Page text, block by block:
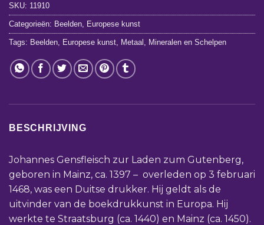
SKU: 11910
Categorieën: Beelden Europese kunst
Tags: Beelden Europese kunst Metaal Mineralen en Schelpen
BESCHRIJVING
Johannes Gensfleisch zur Laden zum Gutenberg,
geboren in Mainz, ca. 1397 – overleden op 3 februari
1468, was een Duitse drukker. Hij geldt als de
uitvinder van de boekdrukkunst in Europa. Hij
werkte te Straatsburg (ca. 1440) en Mainz (ca. 1450).